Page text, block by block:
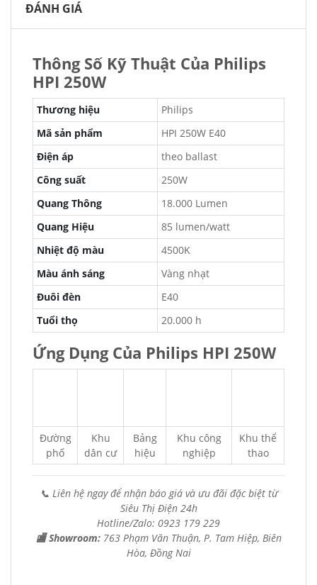
ĐÁNH GIÁ
Thông Số Kỹ Thuật Của Philips
HPI 250W
Thương hiệu
Philips
Mã sản phẩm
HPI 250W E40
Điện áp
theo ballast
Công suất
250W
Quang Thông
18.000 Lumen
Quang Hiệu
85 lumen/watt
Nhiệt độ màu
4500K
Màu ánh sáng
Vàng nhạt
Đuôi đèn
E40
Tuổi thọ
20.000 h
Ứng Dụng Của Philips HPI 250W
Đường
phố
Khu
dân cư
Bảng
hiệu
Khu công
nghiệp
Khu thể
thao
📞 Liên hệ ngay để nhận báo giá và ưu đãi đặc biệt từ
Siêu Thị Điện 24h
Hotline/Zalo: 0923 179 229
🏬 Showroom: 763 Phạm Văn Thuận, P. Tam Hiệp, Biên
Hòa, Đồng Nai